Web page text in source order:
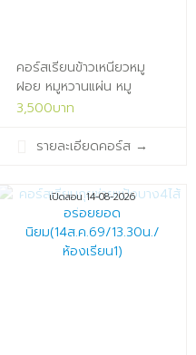
คอร์สเรียนข้าวเหนียวหมู
ฝอย หมูหวานแผ่น หมู
สวรรค์ หมูแดดเดียว สูตร
อาชีพ(13ส.ค.69/13.30น./
3,500บาท
รายละเอียดคอร์ส →
เปิดสอน 14-08-2026